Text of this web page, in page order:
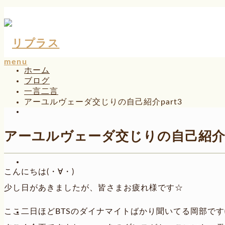
menu
ホーム
ブログ
一言二言
アーユルヴェーダ交じりの自己紹介part3
アーユルヴェーダ交じりの自己紹
こんにちは(・∀・)
少し日があきましたが、皆さまお疲れ様です☆
ここ二日ほどBTSのダイナマイトばかり聞いてる岡部です